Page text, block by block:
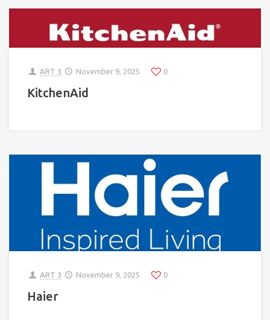
ART 3 November 9, 2025 0
KitchenAid
ART 3 November 9, 2025 0
Haier